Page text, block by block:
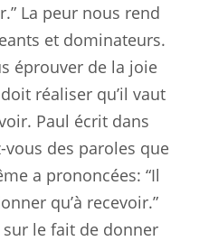
La peur nous rend
et dominateurs.
éprouver de la joie
réaliser qu’il vaut
Paul écrit dans
vous des paroles que
a prononcées: “Il
qu’à recevoir.”
le fait de donner